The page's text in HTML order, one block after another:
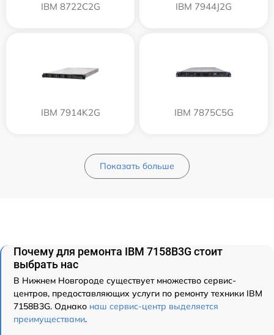
IBM 8722C2G IBM 7944J2G
IBM 7914K2G IBM 7875C5G
Показать больше
Почему для ремонта IBM 7158B3G стоит
выбрать нас
В Нижнем Новгороде существует множество сервис-
центров, предоставляющих услуги по ремонту техники IBM
7158B3G. Однако наш сервис-центр выделяется
преимуществами.